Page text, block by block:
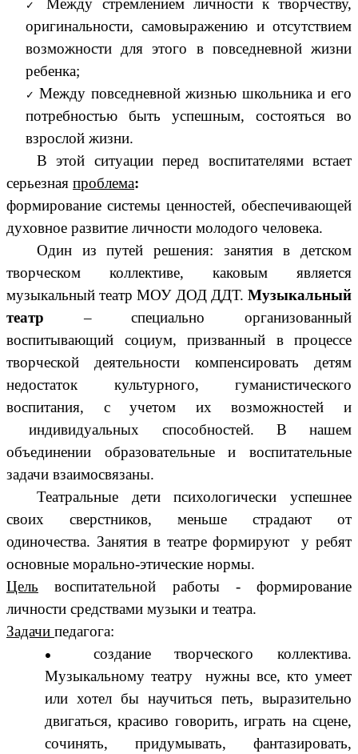
Между стремлением личности к творчеству,
оригинальности, самовыражению и отсутствием
возможности для этого в повседневной жизни
ребенка;
Между повседневной жизнью школьника и его
потребностью быть успешным, состояться во
взрослой жизни.
В этой ситуации перед воспитателями встает
серьезная проблема:
формирование системы ценностей, обеспечивающей
духовное развитие личности молодого человека.
Один из путей решения: занятия в детском
творческом коллективе, каковым является
музыкальный театр МОУ ДОД ДДТ. Музыкальный
театр – специально организованный
воспитывающий социум, призванный в процессе
творческой деятельности компенсировать детям
недостаток культурного, гуманистического
воспитания, с учетом их возможностей и
индивидуальных способностей. В нашем
объединении образовательные и воспитательные
задачи взаимосвязаны.
Театральные дети психологически успешнее
своих сверстников, меньше страдают от
одиночества. Занятия в театре формируют у ребят
основные морально-этические нормы.
Цель воспитательной работы - формирование
личности средствами музыки и театра.
Задачи педагога:
создание творческого коллектива.
Музыкальному театру нужны все, кто умеет
или хотел бы научиться петь, выразительно
двигаться, красиво говорить, играть на сцене,
сочинять, придумывать, фантазировать,